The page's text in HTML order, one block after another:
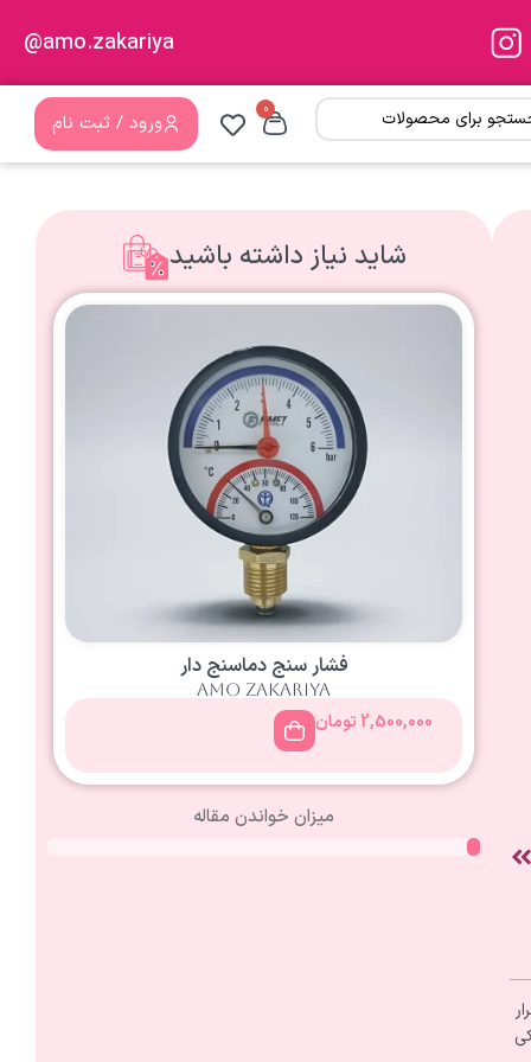
amo.zakariya@
0
ورود / ثبت نام
شاید نیاز داشته باشید
فشار سنج دماسنج دار
amo zakariya
2,500,000 تومان
میزان خواندن مقاله